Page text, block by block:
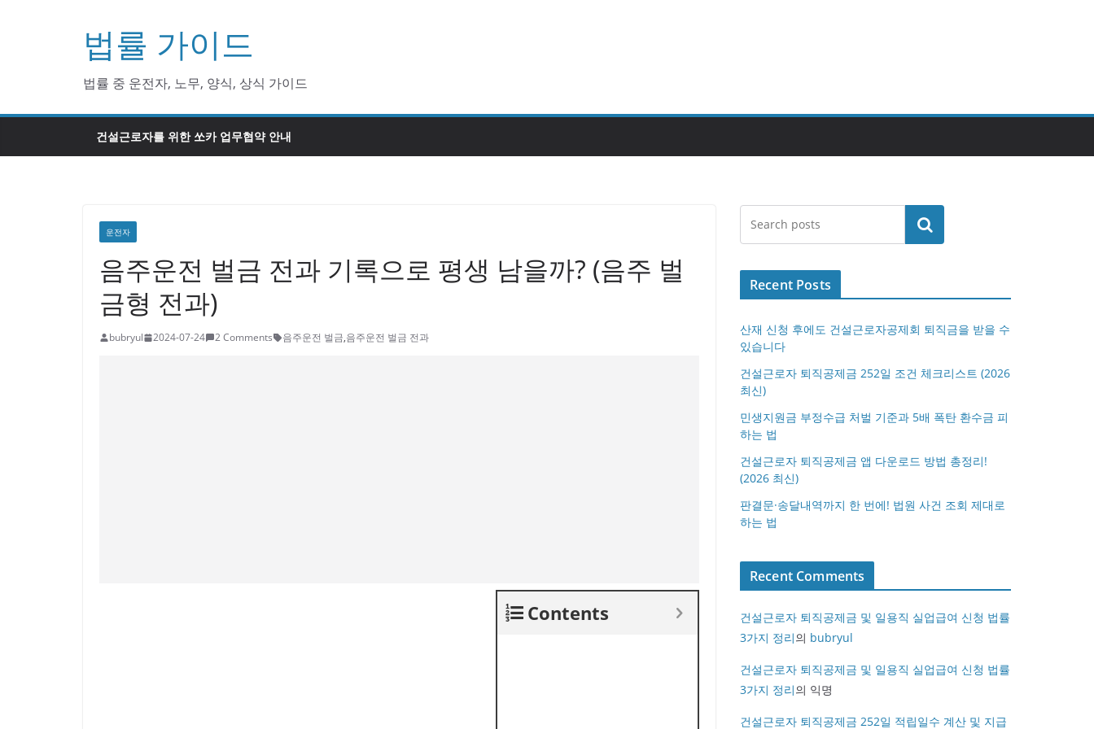
법률 가이드
법률 중 운전자, 노무, 양식, 상식 가이드
건설근로자를 위한 쏘카 업무협약 안내
운전자
음주운전 벌금 전과 기록으로 평생 남을까? (음주 벌
금형 전과)
bubryul 2024-07-24 2 Comments 음주운전 벌금,음주운전 벌금 전과
Contents
검색
Recent Posts
산재 신청 후에도 건설근로자공제회 퇴직금을 받을 수
있습니다
건설근로자 퇴직공제금 252일 조건 체크리스트 (2026
최신)
민생지원금 부정수급 처벌 기준과 5배 폭탄 환수금 피
하는 법
건설근로자 퇴직공제금 앱 다운로드 방법 총정리!
(2026 최신)
판결문·송달내역까지 한 번에! 법원 사건 조회 제대로
하는 법
Recent Comments
건설근로자 퇴직공제금 및 일용직 실업급여 신청 법률
3가지 정리의 bubryul
건설근로자 퇴직공제금 및 일용직 실업급여 신청 법률
3가지 정리의 익명
건설근로자 퇴직공제금 252일 적립일수 계산 및 지급